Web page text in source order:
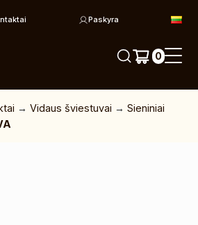
Paskyra
0
→Vidaus šviestuvai →Sieniniai